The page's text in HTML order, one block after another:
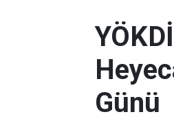
Günü